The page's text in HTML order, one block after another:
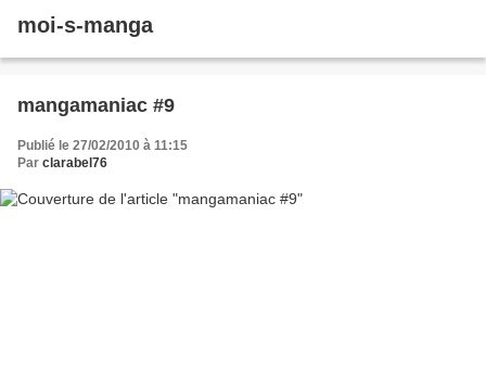
moi-s-manga
mangamaniac #9
Publié le 27/02/2010 à 11:15
Par clarabel76